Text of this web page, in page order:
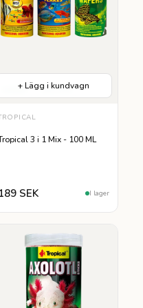
Helfoder Lättsmält
+ Lägg i kundvagn
3 i 1 Mix - 100 ML
189 SEK I lager